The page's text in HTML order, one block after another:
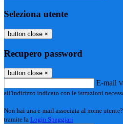
Seleziona utente
button close ×
Recupero password
button close ×
E-mail
all'indirizzo indicato con le istruzioni
Non hai una e-mail associata al nome
tramite la Login Spaggiari